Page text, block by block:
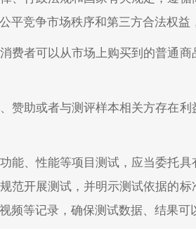
平竞争市场秩序和第三方合法权益
费者可以从市场上购买到的普通商
赞助或者与测评样本相关方存在利
能、性能等项目测试，应当委托
范开展测试，并明示测试依据的标
频等记录，确保测试数据、结果可